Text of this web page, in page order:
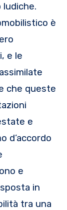
ludiche.
è
e le
che queste
e
d’accordo
e
in
tra una